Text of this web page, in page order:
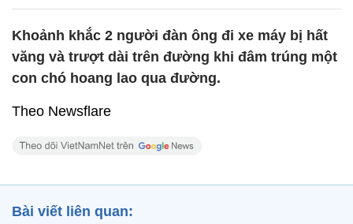
Khoảnh khắc 2 người đàn ông đi xe máy bị hất
văng và trượt dài trên đường khi đâm trúng một
con chó hoang lao qua đường.
Theo Newsflare
Bài viết liên quan: